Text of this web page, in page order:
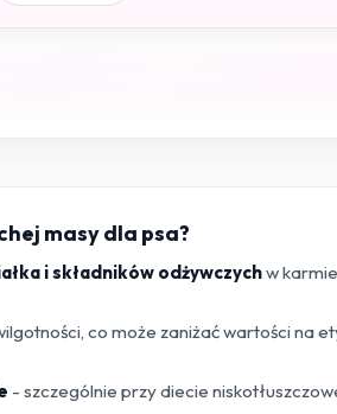
masy dla psa?
i składników odżywczychw
co może zaniżać wartości na
- szczególnie przy diecie